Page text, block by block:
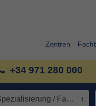
Zentren
+34 971 280 000
Spezialisierung / Fachbereich